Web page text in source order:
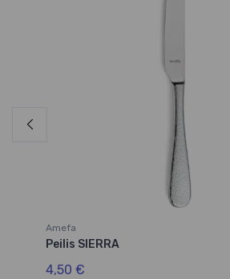
Amefa
Peilis SIERRA
4,50 €